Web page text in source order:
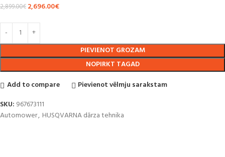
2,899.00€ 2,696.00€
PIEVIENOT GROZAM
NOPIRKT TAGAD
Add to compare
Pievienot vēlmju sarakstam
SKU: 967673111
Automower, HUSQVARNA dārza tehnika